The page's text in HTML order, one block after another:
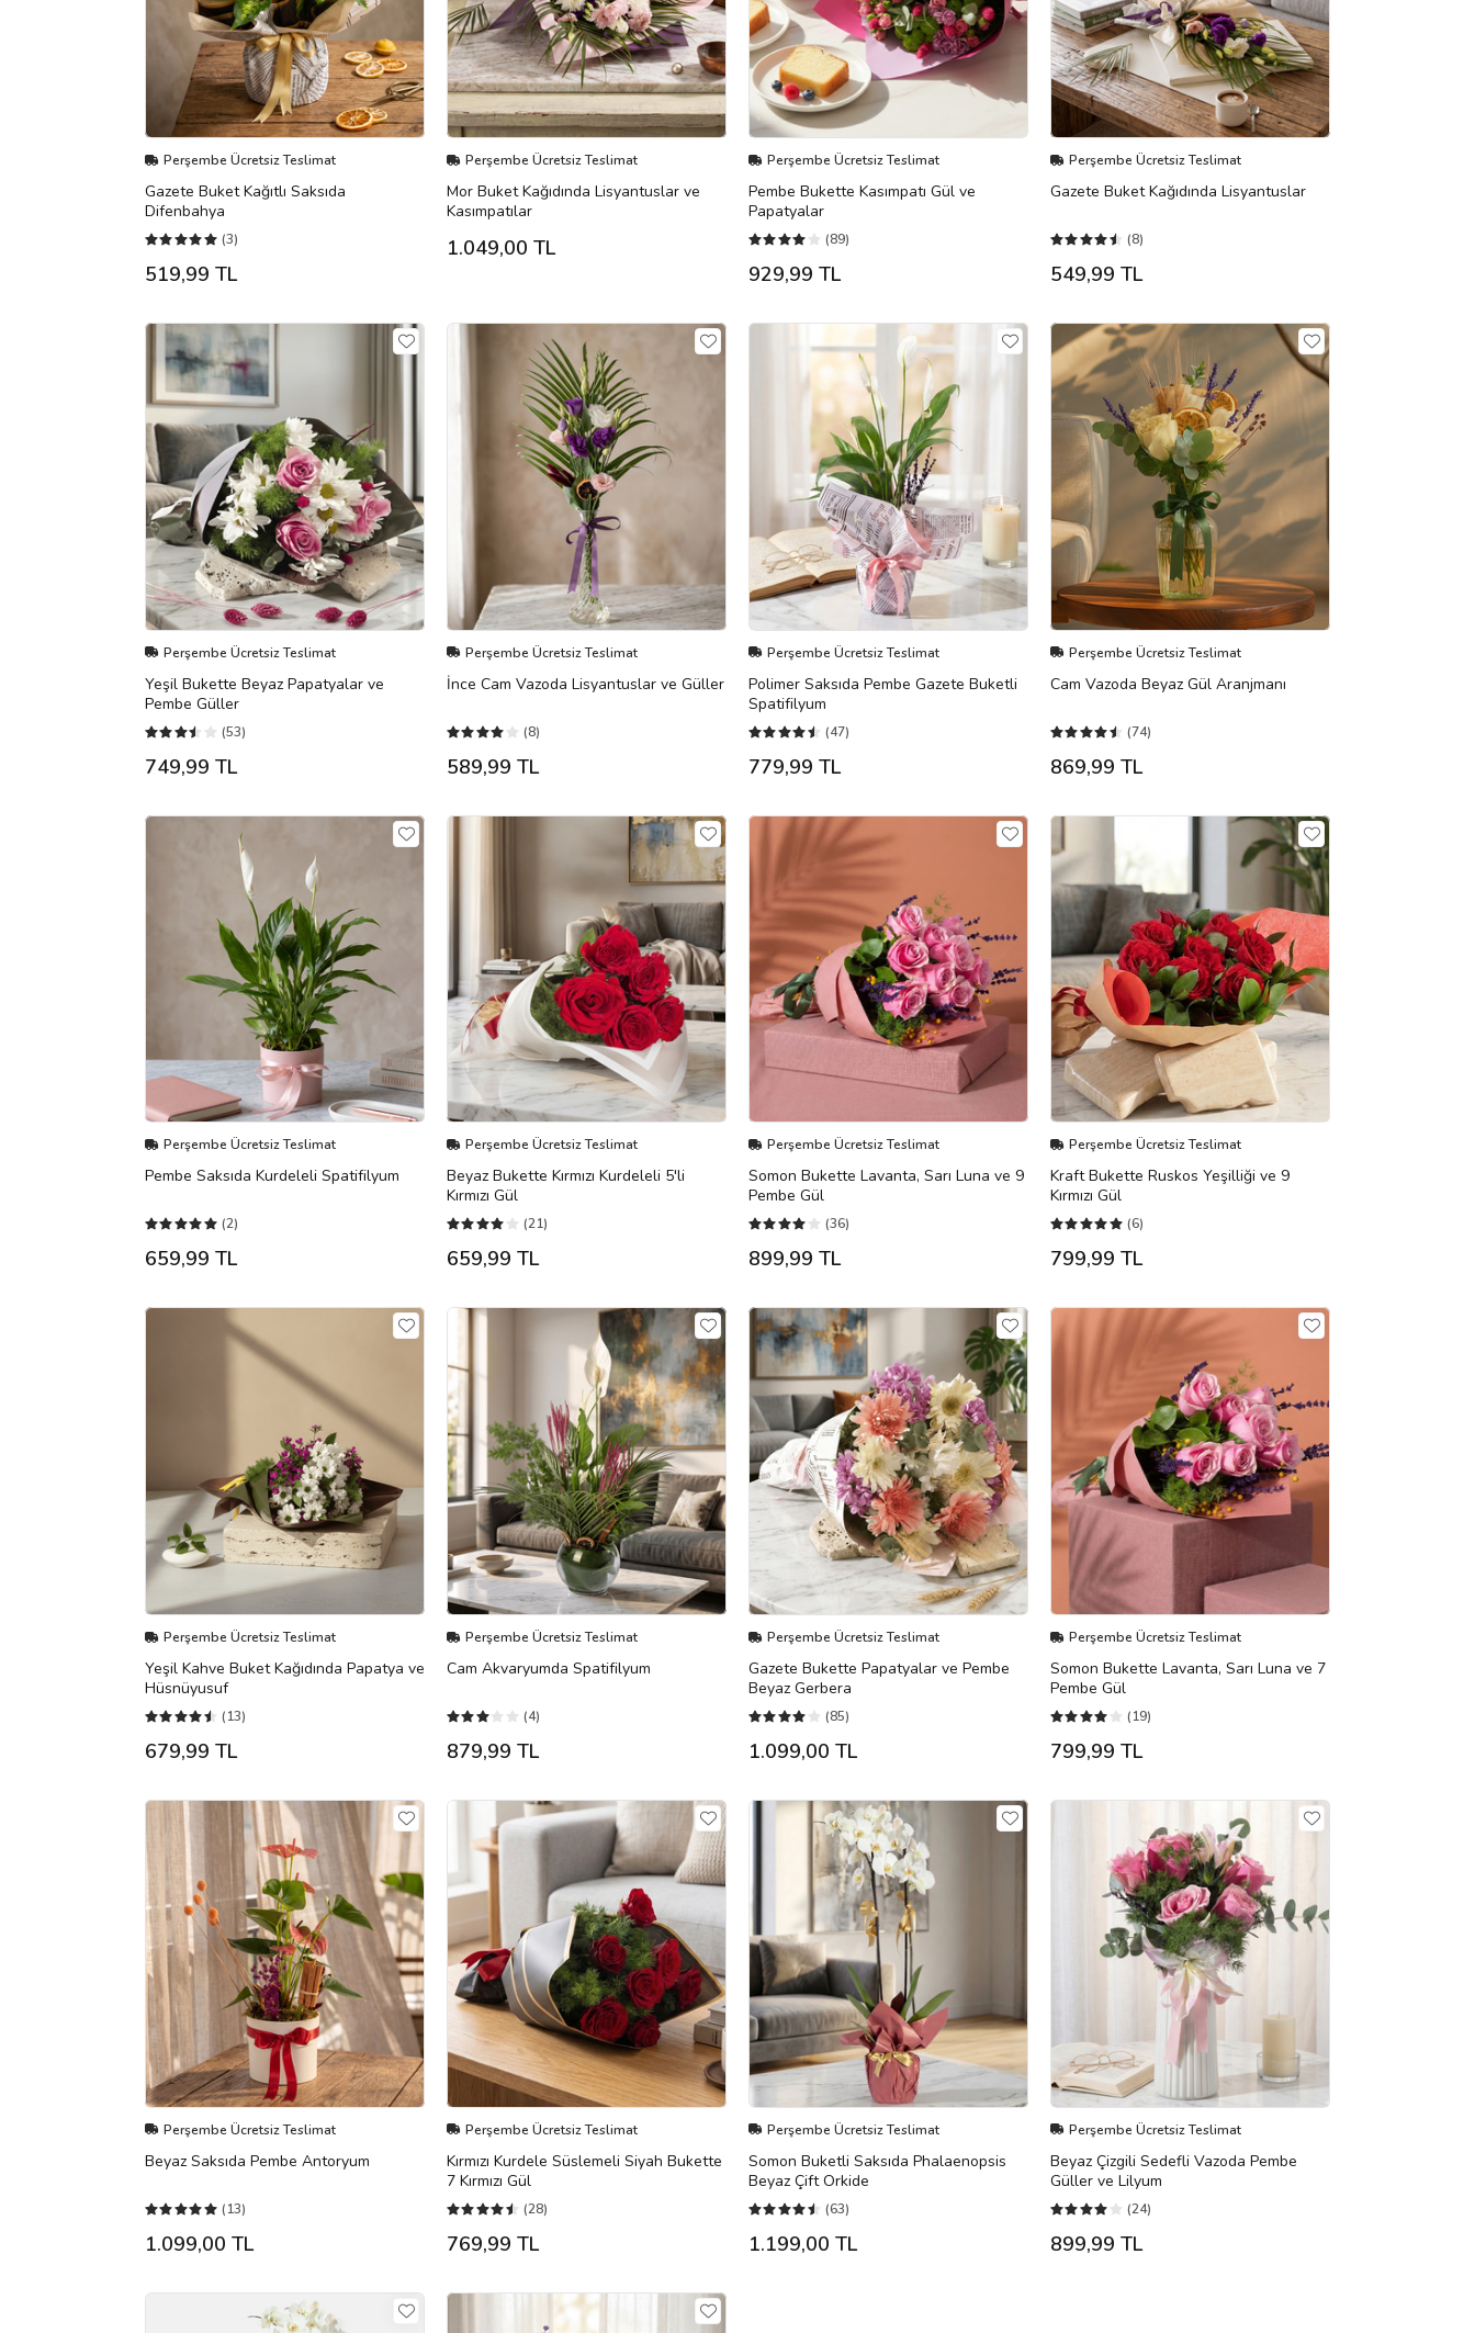
Perşembe Ücretsiz Teslimat
Gazete Buket Kağıtlı Saksıda
Difenbahya
(3)
519,99 TL
Perşembe Ücretsiz Teslimat
Mor Buket Kağıdında Lisyantuslar ve
Kasımpatılar
1.049,00 TL
Perşembe Ücretsiz Teslimat
Pembe Bukette Kasımpatı Gül ve
Papatyalar
(89)
929,99 TL
Perşembe Ücretsiz Teslimat
Gazete Buket Kağıdında Lisyantuslar
(8)
549,99 TL
Perşembe Ücretsiz Teslimat
Yeşil Bukette Beyaz Papatyalar ve
Pembe Güller
(53)
749,99 TL
Perşembe Ücretsiz Teslimat
İnce Cam Vazoda Lisyantuslar ve Güller
(8)
589,99 TL
Perşembe Ücretsiz Teslimat
Polimer Saksıda Pembe Gazete Buketli
Spatifilyum
(47)
779,99 TL
Perşembe Ücretsiz Teslimat
Cam Vazoda Beyaz Gül Aranjmanı
(74)
869,99 TL
Perşembe Ücretsiz Teslimat
Pembe Saksıda Kurdeleli Spatifilyum
(2)
659,99 TL
Perşembe Ücretsiz Teslimat
Beyaz Bukette Kırmızı Kurdeleli 5'li
Kırmızı Gül
(21)
659,99 TL
Perşembe Ücretsiz Teslimat
Somon Bukette Lavanta, Sarı Luna ve 9
Pembe Gül
(36)
899,99 TL
Perşembe Ücretsiz Teslimat
Kraft Bukette Ruskos Yeşilliği ve 9
Kırmızı Gül
(6)
799,99 TL
Perşembe Ücretsiz Teslimat
Yeşil Kahve Buket Kağıdında Papatya ve
Hüsnüyusuf
(13)
679,99 TL
Perşembe Ücretsiz Teslimat
Cam Akvaryumda Spatifilyum
(4)
879,99 TL
Perşembe Ücretsiz Teslimat
Gazete Bukette Papatyalar ve Pembe
Beyaz Gerbera
(85)
1.099,00 TL
Perşembe Ücretsiz Teslimat
Somon Bukette Lavanta, Sarı Luna ve 7
Pembe Gül
(19)
799,99 TL
Perşembe Ücretsiz Teslimat
Beyaz Saksıda Pembe Antoryum
(13)
1.099,00 TL
Perşembe Ücretsiz Teslimat
Kırmızı Kurdele Süslemeli Siyah Bukette
7 Kırmızı Gül
(28)
769,99 TL
Perşembe Ücretsiz Teslimat
Somon Buketli Saksıda Phalaenopsis
Beyaz Çift Orkide
(63)
1.199,00 TL
Perşembe Ücretsiz Teslimat
Beyaz Çizgili Sedefli Vazoda Pembe
Güller ve Lilyum
(24)
899,99 TL